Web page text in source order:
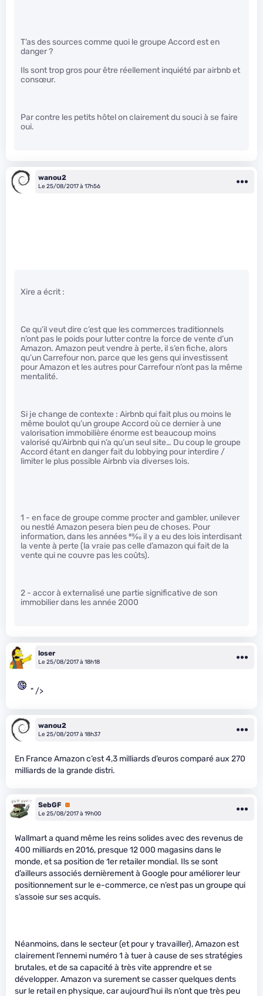
T’as des sources comme quoi le groupe Accord est en
danger ?
Ils sont trop gros pour être réellement inquiété par airbnb et
consœur.
Par contre les petits hôtel on clairement du souci à se faire
oui.
wanou2
Le 25/08/2017 à 17h56
Xire a écrit :
Ce qu’il veut dire c’est que les commerces traditionnels
n’ont pas le poids pour lutter contre la force de vente d’un
Amazon. Amazon peut vendre à perte, il s’en fiche, alors
qu’un Carrefour non, parce que les gens qui investissent
pour Amazon et les autres pour Carrefour n’ont pas la même
mentalité.
Si je change de contexte : Airbnb qui fait plus ou moins le
même boulot qu’un groupe Accord où ce dernier à une
valorisation immobilière énorme est beaucoup moins
valorisé qu’Airbnb qui n’a qu’un seul site… Du coup le groupe
Accord étant en danger fait du lobbying pour interdire /
limiter le plus possible Airbnb via diverses lois.
1 - en face de groupe comme procter and gambler, unilever
ou nestlé Amazon pesera bien peu de choses. Pour
information, dans les années80⁄90 il y a eu des lois interdisant
la vente à perte (la vraie pas celle d’amazon qui fait de la
vente qui ne couvre pas les coûts).
2 - accor à externalisé une partie significative de son
immobilier dans les année 2000
loser
Le 25/08/2017 à 18h18
" />
wanou2
Le 25/08/2017 à 18h37
En France Amazon c’est 4,3 milliards d’euros comparé aux 270
milliards de la grande distri.
SebGF Premium
Le 25/08/2017 à 19h00
Wallmart a quand même les reins solides avec des revenus de
400 milliards en 2016, presque 12 000 magasins dans le
monde, et sa position de 1er retailer mondial. Ils se sont
d’ailleurs associés dernièrement à Google pour améliorer leur
positionnement sur le e-commerce, ce n’est pas un groupe qui
s’assoie sur ses acquis.
Néanmoins, dans le secteur (et pour y travailler), Amazon est
clairement l’ennemi numéro 1 à tuer à cause de ses stratégies
brutales, et de sa capacité à très vite apprendre et se
développer. Amazon va surement se casser quelques dents
sur le retail en physique, car aujourd’hui ils n’ont que très peu